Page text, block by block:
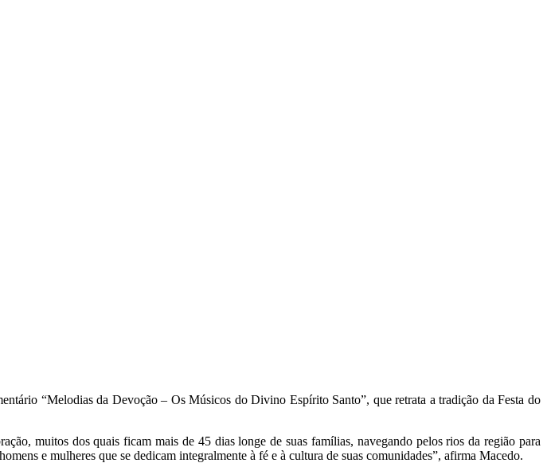
“Melodias da Devoção – Os Músicos do Divino Espírito Santo”, que retrata a tradição da Festa do
muitos dos quais ficam mais de 45 dias longe de suas famílias, navegando pelos rios da região para
e mulheres que se dedicam integralmente à fé e à cultura de suas comunidades”, afirma Macedo.